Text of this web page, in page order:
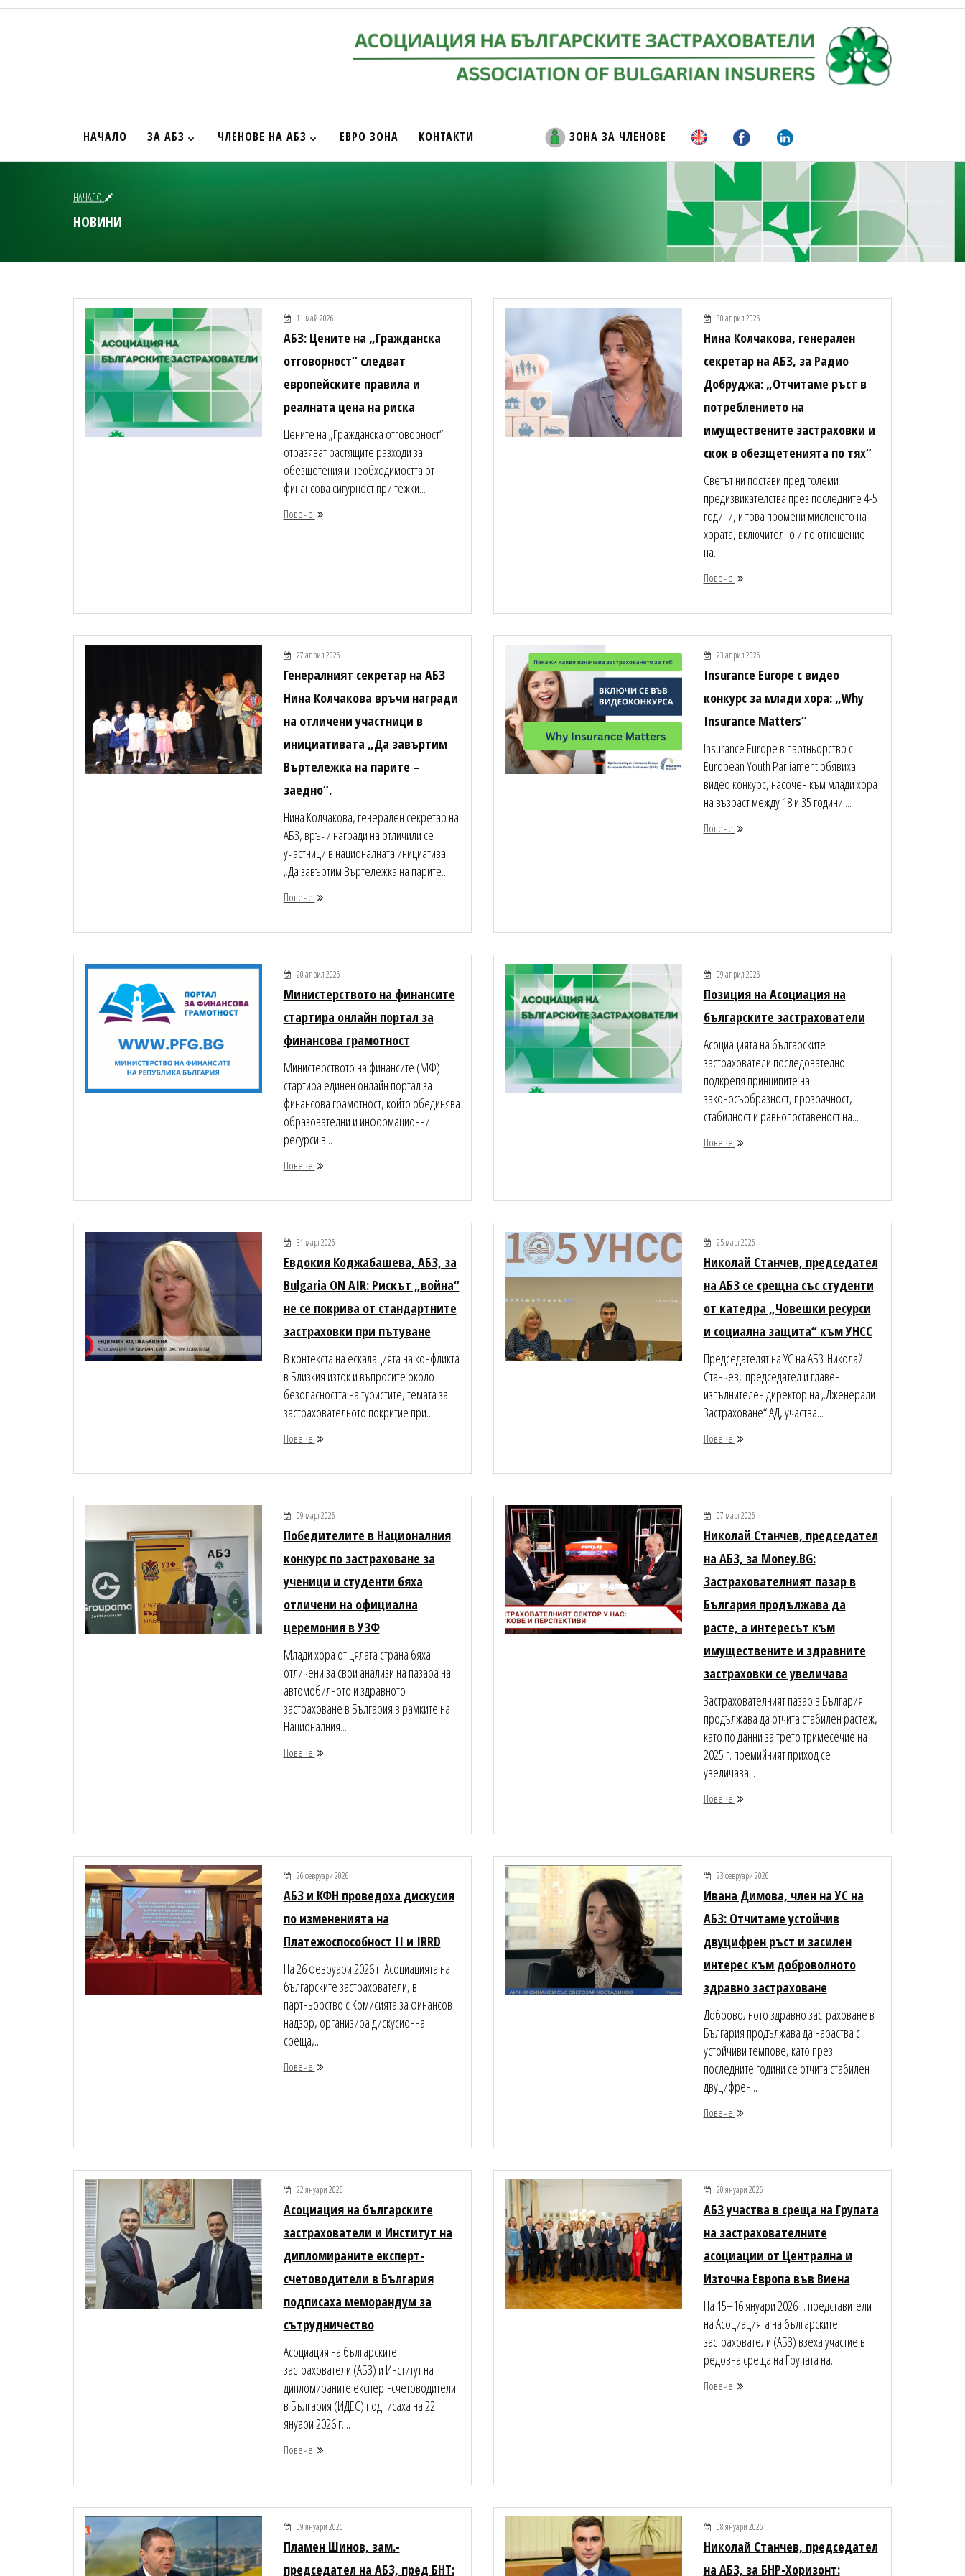
НАЧАЛО ЗА АБЗ ЧЛЕНОВЕ НА АБЗ ЕВРО ЗОНА КОНТАКТИ ЗОНА ЗА ЧЛЕНОВЕ
НАЧАЛО
НОВИНИ
11 май 2026
АБЗ: Цените на „Гражданска
отговорност“ следват
европейските правила и
реалната цена на риска
Цените на „Гражданска отговорност“
отразяват растящите разходи за
обезщетения и необходимостта от
финансова сигурност при тежки...
Повече
30 април 2026
Нина Колчакова, генерален
секретар на АБЗ, за Радио
Добруджа: „Отчитаме ръст в
потреблението на
имуществените застраховки и
скок в обезщетенията по тях“
Светът ни постави пред големи
предизвикателства през последните 4-5
години, и това промени мисленето на
хората, включително и по отношение
на...
Повече
27 април 2026
Генералният секретар на АБЗ
Нина Колчакова връчи награди
на отличени участници в
инициативата „Да завъртим
Въртележка на парите –
заедно“.
Нина Колчакова, генерален секретар на
АБЗ, връчи награди на отличили се
участници в националната инициатива
„Да завъртим Въртележка на парите...
Повече
23 април 2026
Insurance Europe с видео
конкурс за млади хора: „Why
Insurance Matters“
Insurance Europe в партньорство с
European Youth Parliament обявиха
видео конкурс, насочен към млади хора
на възраст между 18 и 35 години....
Повече
20 април 2026
Министерството на финансите
стартира онлайн портал за
финансова грамотност
Министерството на финансите (МФ)
стартира единен онлайн портал за
финансова грамотност, който обединява
образователни и информационни
ресурси в...
Повече
09 април 2026
Позиция на Асоциация на
българските застрахователи
Асоциацията на българските
застрахователи последователно
подкрепя принципите на
законосъобразност, прозрачност,
стабилност и равнопоставеност на...
Повече
31 март 2026
Евдокия Коджабашева, АБЗ, за
Bulgaria ON AIR: Рискът „война“
не се покрива от стандартните
застраховки при пътуване
В контекста на ескалацията на конфликта
в Близкия изток и въпросите около
безопасността на туристите, темата за
застрахователното покритие при...
Повече
25 март 2026
Николай Станчев, председател
на АБЗ се срещна със студенти
от катедра „Човешки ресурси
и социална защита“ към УНСС
Председателят на УС на АБЗ Николай
Станчев, председател и главен
изпълнителен директор на „Дженерали
Застраховане“ АД, участва...
Повече
09 март 2026
Победителите в Националния
конкурс по застраховане за
ученици и студенти бяха
отличени на официална
церемония в УЗФ
Млади хора от цялата страна бяха
отличени за свои анализи на пазара на
автомобилното и здравното
застраховане в България в рамките на
Националния...
Повече
07 март 2026
Николай Станчев, председател
на АБЗ, за Money.BG:
Застрахователният пазар в
България продължава да
расте, а интересът към
имуществените и здравните
застраховки се увеличава
Застрахователният пазар в България
продължава да отчита стабилен растеж,
като по данни за трето тримесечие на
2025 г. премийният приход се
увеличава...
Повече
26 февруари 2026
АБЗ и КФН проведоха дискусия
по измененията на
Платежоспособност II и IRRD
На 26 февруари 2026 г. Асоциацията на
българските застрахователи, в
партньорство с Комисията за финансов
надзор, организира дискусионна
среща,...
Повече
23 февруари 2026
Ивана Димова, член на УС на
АБЗ: Отчитаме устойчив
двуцифрен ръст и засилен
интерес към доброволното
здравно застраховане
Доброволното здравно застраховане в
България продължава да нараства с
устойчиви темпове, като през
последните години се отчита стабилен
двуцифрен...
Повече
22 януари 2026
Асоциация на българските
застрахователи и Институт на
дипломираните експерт-
счетоводители в България
подписаха меморандум за
сътрудничество
Асоциация на българските
застрахователи (АБЗ) и Институт на
дипломираните експерт-счетоводители
в България (ИДЕС) подписаха на 22
януари 2026 г....
Повече
20 януари 2026
АБЗ участва в среща на Групата
на застрахователните
асоциации от Централна и
Източна Европа във Виена
На 15–16 януари 2026 г. представители
на Асоциацията на българските
застрахователи (АБЗ) взеха участие в
редовна среща на Групата на...
Повече
09 януари 2026
Пламен Шинов, зам.-
председател на АБЗ, пред БНТ:
08 януари 2026
Николай Станчев, председател
на АБЗ, за БНР-Хоризонт: